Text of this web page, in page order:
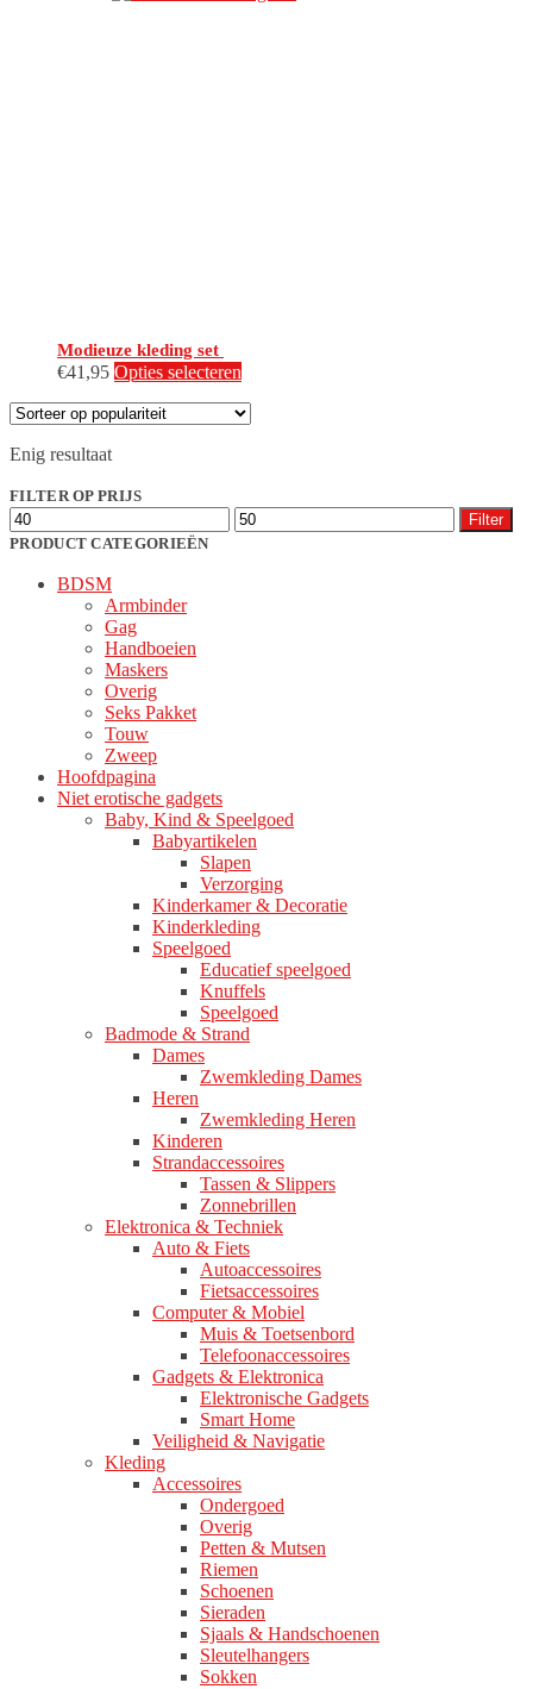
Modieuze kleding set
€41,95 Opties selecteren
heeft
kan
Enig resultaat
FILTER OP PRIJS
Min.
prijs
Max.
prijs
Filter
PRODUCT CATEGORIEËN
BDSM
Armbinder
Gag
Handboeien
Maskers
Overig
Seks Pakket
Touw
Zweep
Hoofdpagina
Niet erotische gadgets
Baby, Kind & Speelgoed
Babyartikelen
Slapen
Verzorging
Kinderkamer & Decoratie
Kinderkleding
Speelgoed
Educatief speelgoed
Knuffels
Speelgoed
Badmode & Strand
Dames
Zwemkleding Dames
Heren
Zwemkleding Heren
Kinderen
Strandaccessoires
Tassen & Slippers
Zonnebrillen
Elektronica & Techniek
Auto & Fiets
Autoaccessoires
Fietsaccessoires
Computer & Mobiel
Muis & Toetsenbord
Telefoonaccessoires
Gadgets & Elektronica
Elektronische Gadgets
Smart Home
Veiligheid & Navigatie
Kleding
Accessoires
Ondergoed
Overig
Petten & Mutsen
Riemen
Schoenen
Sieraden
Sjaals & Handschoenen
Sleutelhangers
Sokken